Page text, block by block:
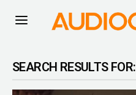
SEARCH RESULTS FOR: